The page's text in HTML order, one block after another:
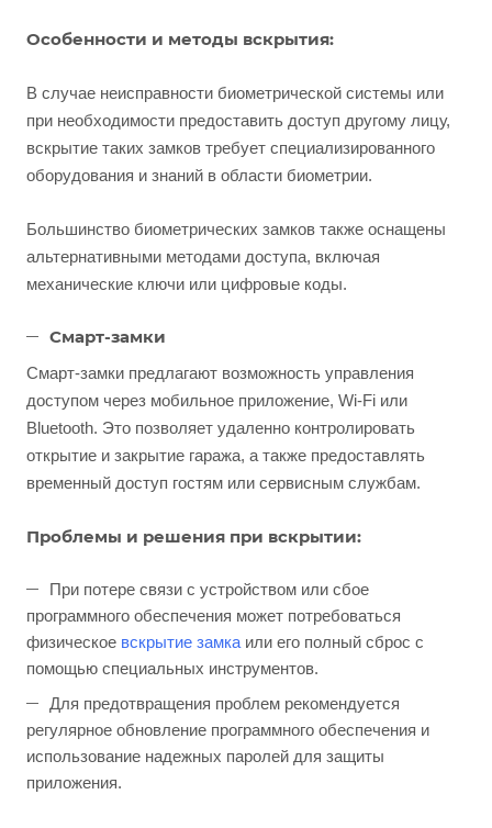
Особенности и методы вскрытия:
В случае неисправности биометрической системы или
при необходимости предоставить доступ другому лицу,
вскрытие таких замков требует специализированного
оборудования и знаний в области биометрии.
Большинство биометрических замков также оснащены
альтернативными методами доступа, включая
механические ключи или цифровые коды.
Смарт-замки
Смарт-замки предлагают возможность управления
доступом через мобильное приложение, Wi-Fi или
Bluetooth. Это позволяет удаленно контролировать
открытие и закрытие гаража, а также предоставлять
временный доступ гостям или сервисным службам.
Проблемы и решения при вскрытии:
При потере связи с устройством или сбое
программного обеспечения может потребоваться
физическое вскрытие замка или его полный сброс с
помощью специальных инструментов.
Для предотвращения проблем рекомендуется
регулярное обновление программного обеспечения и
использование надежных паролей для защиты
приложения.